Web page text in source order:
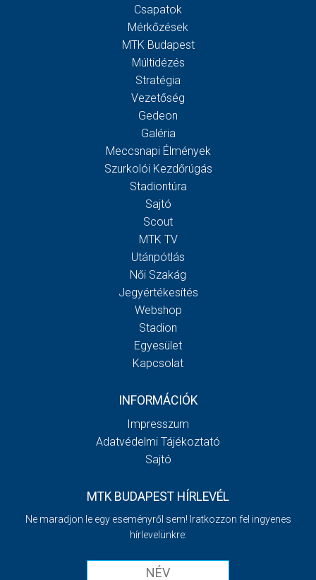
Csapatok
Mérkőzések
MTK Budapest
Múltidézés
Stratégia
Vezetőség
Gedeon
Galéria
Meccsnapi Élmények
Szurkolói Kezdőrúgás
Stadiontúra
Sajtó
Scout
MTK TV
Utánpótlás
Női Szakág
Jegyértékesítés
Webshop
Stadion
Egyesület
Kapcsolat
INFORMÁCIÓK
Impresszum
Adatvédelmi Tájékoztató
Sajtó
MTK BUDAPEST HÍRLEVÉL
Ne maradjon le egy eseményről sem! Iratkozzon fel ingyenes
hírlevelünkre: